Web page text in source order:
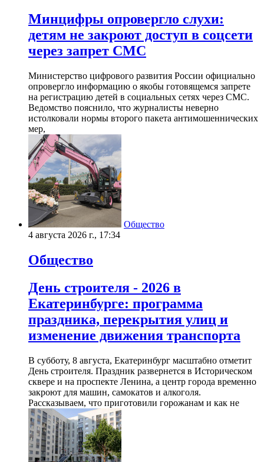
Минцифры опровергло слухи:
детям не закроют доступ в соцсети
через запрет СМС
Министерство цифрового развития России официально
опровергло информацию о якобы готовящемся запрете
на регистрацию детей в социальных сетях через СМС.
Ведомство пояснило, что журналисты неверно
истолковали нормы второго пакета антимошеннических
мер,
Общество
4 августа 2026 г., 17:34
Общество
День строителя - 2026 в
Екатеринбурге: программа
праздника, перекрытия улиц и
изменение движения транспорта
В субботу, 8 августа, Екатеринбург масштабно отметит
День строителя. Праздник развернется в Историческом
сквере и на проспекте Ленина, а центр города временно
закроют для машин, самокатов и алкоголя.
Рассказываем, что приготовили горожанам и как не